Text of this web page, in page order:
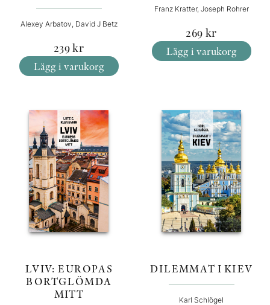
Alexey Arbatov, David J Betz
239kr
Lägg i varukorg
Franz Kratter, Joseph Rohrer
269 kr
Lägg i varukorg
LVIV: EUROPAS
BORTGLÖMDA
MITT
DILEMMAT I KIEV
Karl Schlögel